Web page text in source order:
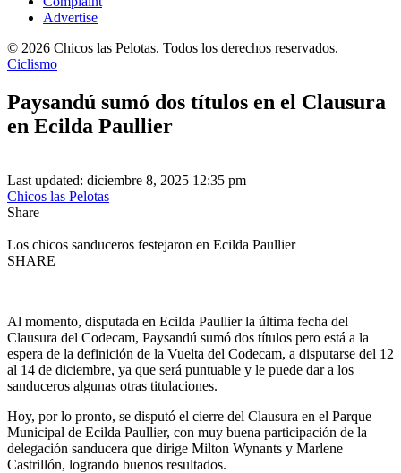
Advertise
© 2026 Chicos las Pelotas. Todos los derechos reservados.
Ciclismo
Paysandú sumó dos títulos en el Clausura
en Ecilda Paullier
Last updated: diciembre 8, 2025 12:35 pm
Chicos las Pelotas
Share
Los chicos sanduceros festejaron en Ecilda Paullier
SHARE
Al momento, disputada en Ecilda Paullier la última fecha del
Clausura del Codecam, Paysandú sumó dos títulos pero está a la
espera de la definición de la Vuelta del Codecam, a disputarse del 12
al 14 de diciembre, ya que será puntuable y le puede dar a los
sanduceros algunas otras titulaciones.
Hoy, por lo pronto, se disputó el cierre del Clausura en el Parque
Municipal de Ecilda Paullier, con muy buena participación de la
delegación sanducera que dirige Milton Wynants y Marlene
Castrillón, logrando buenos resultados.